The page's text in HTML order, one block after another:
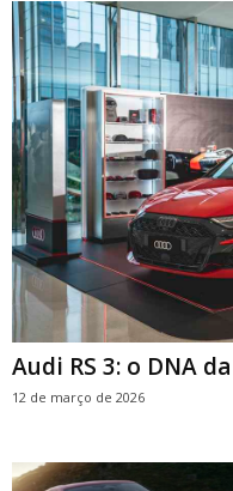
Audi RS 3: o DNA
12 de março de 2026